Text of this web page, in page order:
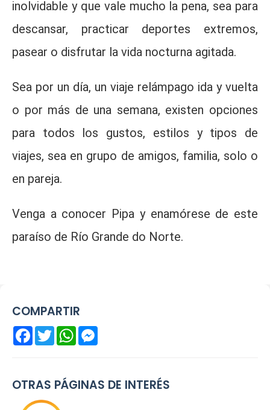
inolvidable y que vale mucho la pena, sea para
descansar, practicar deportes extremos,
pasear o disfrutar la vida nocturna agitada.
Sea por un día, un viaje relámpago ida y vuelta
o por más de una semana, existen opciones
para todos los gustos, estilos y tipos de
viajes, sea en grupo de amigos, familia, solo o
en pareja.
Venga a conocer Pipa y enamórese de este
paraíso de Río Grande do Norte.
COMPARTIR
Facebook
TwitterWhatsApp
OTRAS PÁGINAS DE INTERÉS